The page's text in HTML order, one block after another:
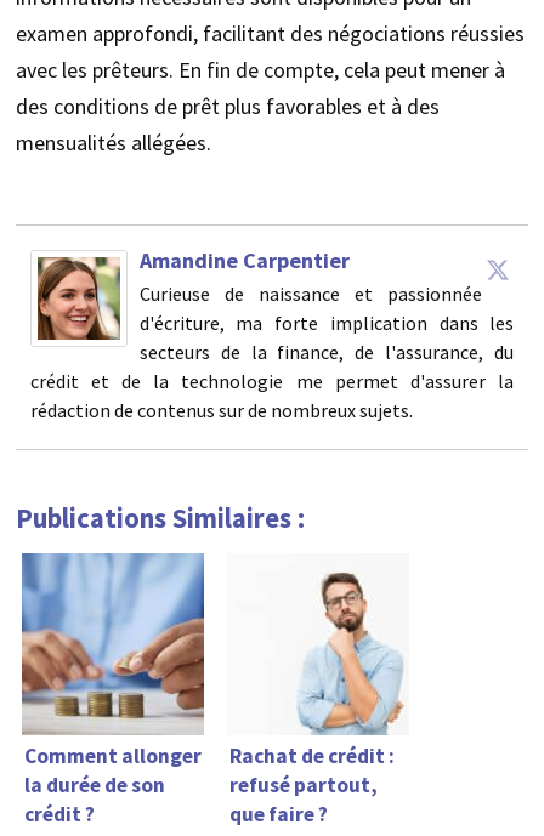
examen approfondi, facilitant des négociations réussies
avec les prêteurs. En fin de compte, cela peut mener à
des conditions de prêt plus favorables et à des
mensualités allégées.
Amandine Carpentier
Curieuse de naissance et passionnée
d'écriture, ma forte implication dans les
secteurs de la finance, de l'assurance, du
crédit et de la technologie me permet d'assurer la
rédaction de contenus sur de nombreux sujets.
Publications Similaires :
Comment allonger
la durée de son
crédit ?
Rachat de crédit :
refusé partout,
que faire ?